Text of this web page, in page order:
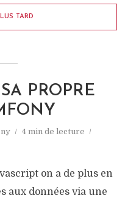
TARD
PROPRE
4 min de lecture
on a de plus en
aux données via une